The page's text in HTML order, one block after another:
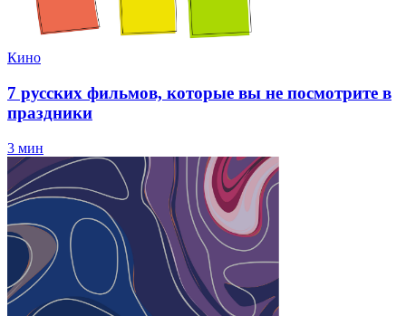
Кино
7 русских фильмов, которые вы не посмотрите в
праздники
3 мин